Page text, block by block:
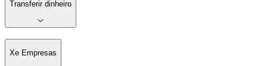
Transferir dinheiro
Xe Empresas